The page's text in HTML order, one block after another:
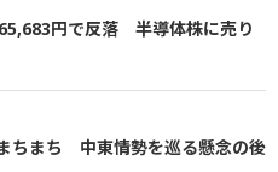
円で反落 半導体株に売り
ちまち 中東情勢を巡る懸念の後